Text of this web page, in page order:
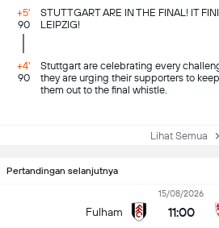
+5'
90
STUTTGART ARE IN THE FINAL! IT
LEIPZIG!
+4'
90
Stuttgart are celebrating every
they are urging their supporters to
them out to the final whistle.
Lihat Semua
Pertandingan selanjutnya
Fulham
15/08/2026
11:00